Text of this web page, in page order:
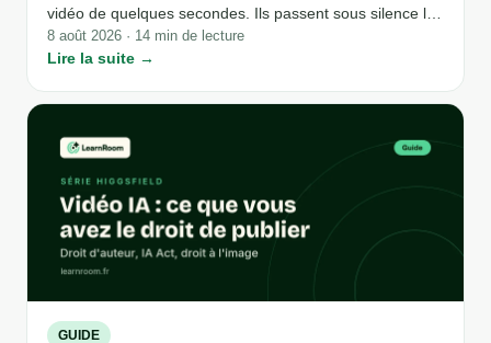
vidéo de quelques secondes. Ils passent sous silence la
question qui compte pour un professionnel : à quoi cela
sert-il concrètement dans un métier donné, et avec quel
directement sur les pages officielles de l'éditeur, du
8 août 2026 · 14 min de lecture
Lire la suite →
GUIDE